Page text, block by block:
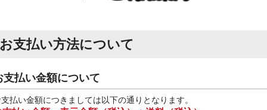
お支払い方法について
支払い金額について
払い金額につきましては以下の通りとなります。